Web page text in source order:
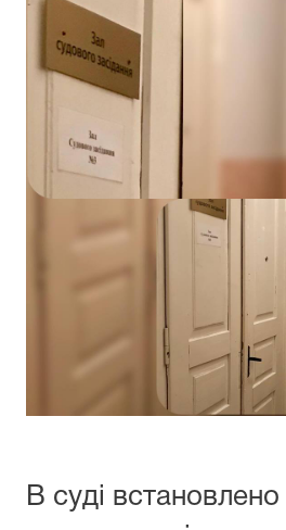
В суді